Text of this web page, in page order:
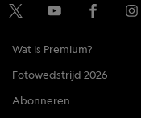
Wat is Premium?
Fotowedstrijd 2026
Abonneren